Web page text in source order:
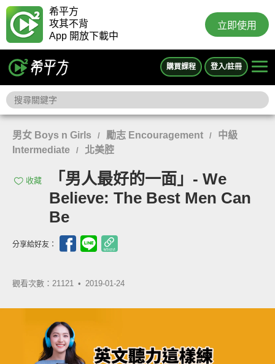
希平方
攻其不背
App 開放下載中
立即使用
購買課程 登入/註冊
男女 Boys n Girls / 勵志 Encouragement /
中級
Intermediate
/ 北美腔
收藏
「男人最好的一面」- We
Believe: The Best Men Can
Be
分享給好友：
觀看次數：21121 • 2019-01-24